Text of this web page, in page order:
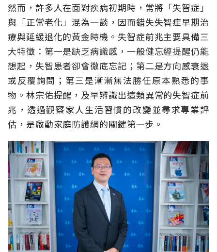
然而，許多人在面對疾病初期時，常將「失智症」
與「正常老化」混為一談，因而錯失失智症早期治
療與延緩退化的黃金時機。失智症前兆主要具備三
大特徵：第一是缺乏病識感，一般健忘經提醒仍能
想起，失智患者卻會徹底忘記；第二是方向感衰退
或反覆詢問；第三是漸漸無法勝任原本熟悉的事
物。林宗佑提醒，及早辨識出這類異常的失智症前
兆，透過觀察家人生活習慣的改變並尋求專業評
估，是啟動家庭防護網的關鍵第一步。